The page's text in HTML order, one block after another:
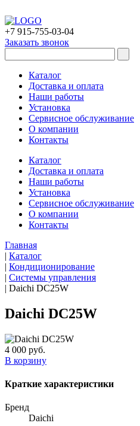
+7 915-755-03-04
Заказать звонок
Каталог
Доставка и оплата
Наши работы
Установка
Сервисное обслуживание
О компании
Контакты
Каталог
Доставка и оплата
Наши работы
Установка
Сервисное обслуживание
О компании
Контакты
Главная
| Каталог
| Кондиционирование
| Системы управления
| Daichi DC25W
Daichi DC25W
4 000 руб.
В корзину
Краткие характеристики
Бренд
Daichi